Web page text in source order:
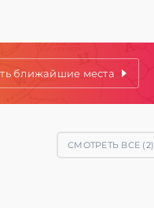
ближайшие места
СМОТРЕТЬ ВСЕ (2)